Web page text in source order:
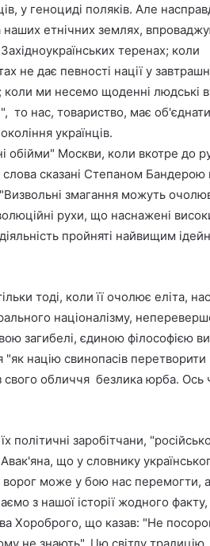
у геноциді поляків. Але
наших етнічних землях,
теренах; коли
не дає певності нації у
коли ми несемо щоденні людські
то нас, товариство, має
українців.
обійми" Москви, коли вкотре до
сказані Степаном Бандерою
"Визвольні змагання можуть
рухи, що наснажені
пройняті найвищим
тоді, коли її очолює еліта,
націоналізму,
загибелі, єдиною філософією
"як націю свинопасів
свого обличчя безлика юрба. Ось
заробітчани,
що у словнику
ворог може у бою нас перемогти,
з нашої історії жодного
Хороброго, що казав: "Не
не знають". Цю світлу традицію